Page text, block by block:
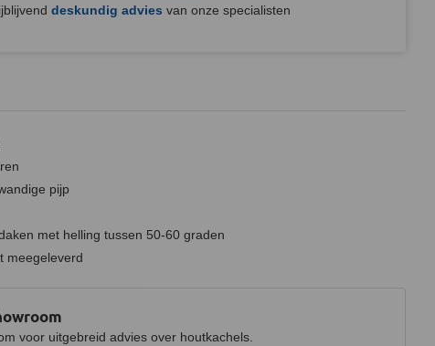
deskundig advies van onze specialisten
pijp
met helling tussen 50-60 graden
meegeleverd
voor uitgebreid advies over houtkachels.